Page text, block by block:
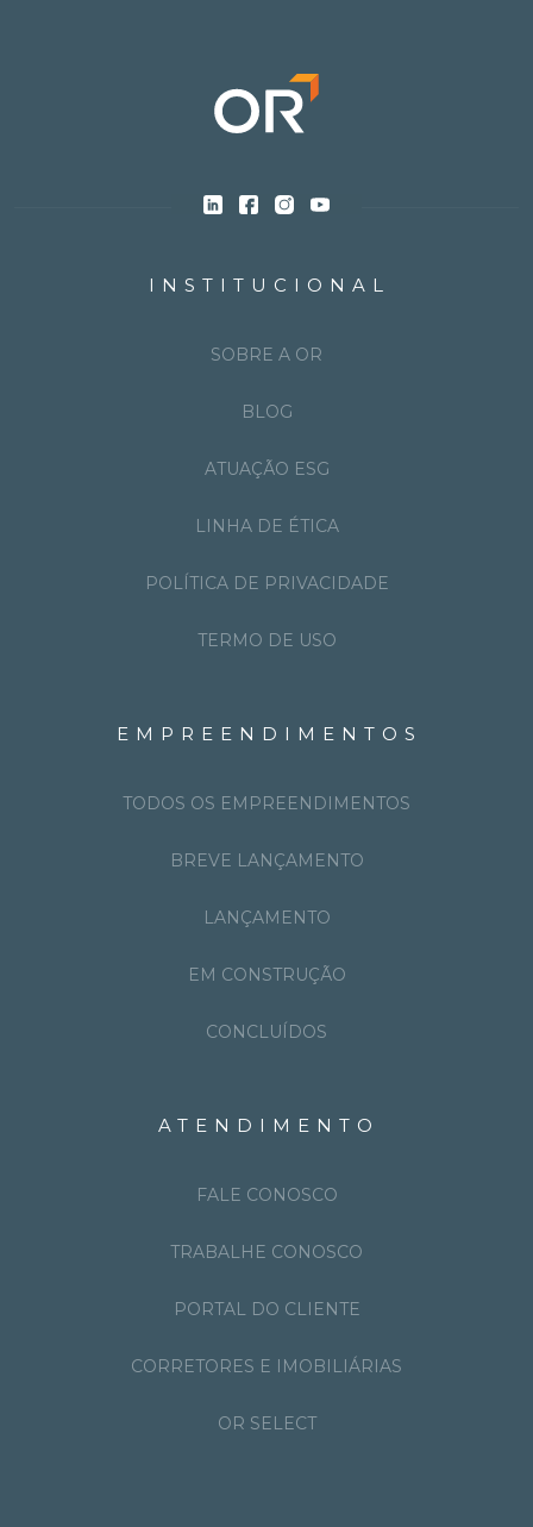
INSTITUCIONAL
SOBRE A OR
BLOG
ATUAÇÃO ESG
LINHA DE ÉTICA
POLÍTICA DE PRIVACIDADE
TERMO DE USO
EMPREENDIMENTOS
TODOS OS EMPREENDIMENTOS
BREVE LANÇAMENTO
LANÇAMENTO
EM CONSTRUÇÃO
CONCLUÍDOS
ATENDIMENTO
FALE CONOSCO
TRABALHE CONOSCO
PORTAL DO CLIENTE
CORRETORES E IMOBILIÁRIAS
OR SELECT